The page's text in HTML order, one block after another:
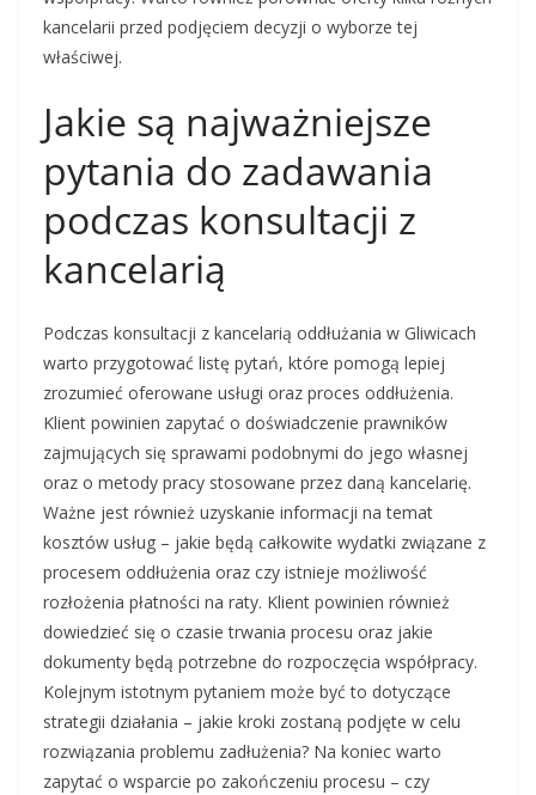
kancelarii przed podjęciem decyzji o wyborze tej
właściwej.
Jakie są najważniejsze
pytania do zadawania
podczas konsultacji z
kancelarią
Podczas konsultacji z kancelarią oddłużania w Gliwicach
warto przygotować listę pytań, które pomogą lepiej
zrozumieć oferowane usługi oraz proces oddłużenia.
Klient powinien zapytać o doświadczenie prawników
zajmujących się sprawami podobnymi do jego własnej
oraz o metody pracy stosowane przez daną kancelarię.
Ważne jest również uzyskanie informacji na temat
kosztów usług – jakie będą całkowite wydatki związane z
procesem oddłużenia oraz czy istnieje możliwość
rozłożenia płatności na raty. Klient powinien również
dowiedzieć się o czasie trwania procesu oraz jakie
dokumenty będą potrzebne do rozpoczęcia współpracy.
Kolejnym istotnym pytaniem może być to dotyczące
strategii działania – jakie kroki zostaną podjęte w celu
rozwiązania problemu zadłużenia? Na koniec warto
zapytać o wsparcie po zakończeniu procesu – czy